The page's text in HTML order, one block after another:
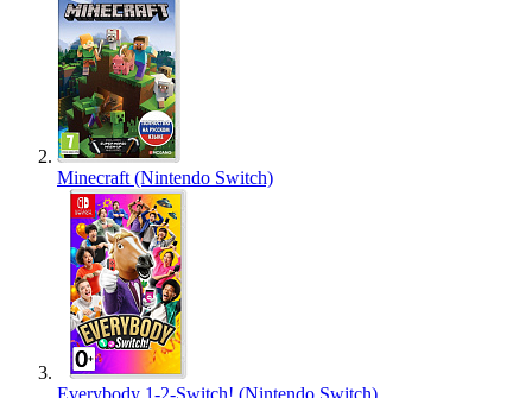
Minecraft (Nintendo Switch)
Everybody 1-2-Switch! (Nintendo Switch)